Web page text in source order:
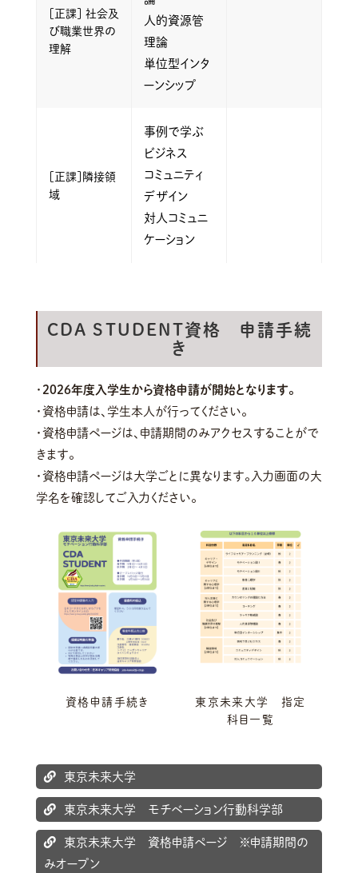
［正課］ 社会及
び職業世界の
理解
人的資源管
理論
単位型インタ
ーンシップ
［正課］隣接領
域
事例で学ぶ
ビジネス
コミュニティ
デザイン
対人コミュニ
ケーション
CDA STUDENT資格 申請手続
き
・ 2026年度入学生から資格申請が開始となります。
・資格申請は、学生本人が行ってください。
・資格申請ページは、申請期間のみアクセスすることがで
きます。
・資格申請ページは大学ごとに異なります。入力画面の大
学名を確認してご入力ください。
資格申請手続き
東京未来大学 指定
科目一覧
東京未来大学
東京未来大学 モチベーション行動科学部
東京未来大学 資格申請ページ ※申請期間の
みオープン